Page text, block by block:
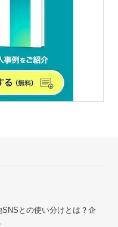
との使い分けとは？企